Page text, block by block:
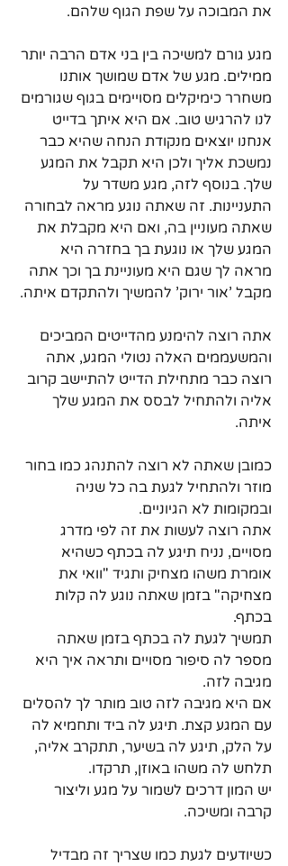
את המבוכה על שפת הגוף שלהם.
מגע גורם למשיכה בין בני אדם הרבה יותר
ממילים. מגע של אדם שמושך אותנו
משחרר כימיקלים מסויימים בגוף שגורמים
לנו להרגיש טוב. אם היא איתך בדייט
אנחנו יוצאים מנקודת הנחה שהיא כבר
נמשכת אליך ולכן היא תקבל את המגע
שלך. בנוסף לזה, מגע משדר על
התעניינות. זה שאתה נוגע מראה לבחורה
שאתה מעוניין בה, ואם היא מקבלת את
המגע שלך או נוגעת בך בחזרה היא
מראה לך שגם היא מעוניינת בך וכך אתה
מקבל 'אור ירוק' להמשיך ולהתקדם איתה.
אתה רוצה להימנע מהדייטים המביכים
והמשעממים האלה נטולי המגע, אתה
רוצה כבר מתחילת הדייט להתיישב קרוב
אליה ולהתחיל לבסס את המגע שלך
איתה.
כמובן שאתה לא רוצה להתנהג כמו בחור
מוזר ולהתחיל לגעת בה כל שניה
ובמקומות לא הגיוניים.
אתה רוצה לעשות את זה לפי מדרג
מסויים, נניח תיגע לה בכתף כשהיא
אומרת משהו מצחיק ותגיד "וואי את
מצחיקה" בזמן שאתה נוגע לה קלות
בכתף.
תמשיך לגעת לה בכתף בזמן שאתה
מספר לה סיפור מסויים ותראה איך היא
מגיבה לזה.
אם היא מגיבה לזה טוב מותר לך להסלים
עם המגע קצת. תיגע לה ביד ותחמיא לה
על הלק, תיגע לה בשיער, תתקרב אליה,
תלחש לה משהו באוזן, תרקדו.
יש המון דרכים לשמור על מגע וליצור
קרבה ומשיכה.
כשיודעים לגעת כמו שצריך זה מבדיל